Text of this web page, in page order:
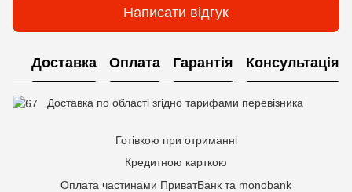
Написати відгук
Доставка Оплата Гарантія Консультація
Доставка по області згідно тарифами перевізника
Готівкою при отриманні
Кредитною карткою
Оплата частинами ПриватБанк та monobank